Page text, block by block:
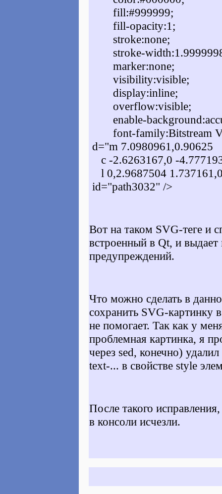
fill:#999999;
fill-opacity:1;
stroke:none;
stroke-
marker:none;
visibility:visible;
display:inline;
overflow:visible;
enable-
font-family:Bitstream
d="m 7.0980961,0.90625
c -2.6263167,0 -
l 0,2.9687504
id="path3032" />
Вот на таком SVG-теге и
встроенный в Qt, и
предупреждений.
Что можно сделать в
сохранить SVG-картинку
не помогает. Так как у
проблемная картинка, я
через sed, конечно)
text-... в свойстве style
После такого
в консоли исчезли.